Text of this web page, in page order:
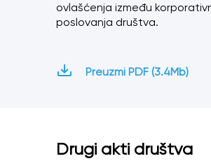
ovlašćenja između
poslovanja društva.
Preuzmi PDF (3.4Mb)
Drugi akti društva